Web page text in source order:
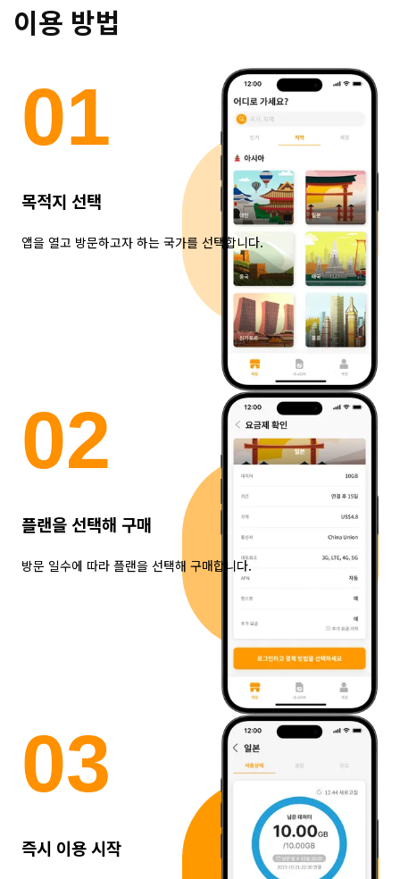
이용 방법
01
목적지 선택
앱을 열고 방문하고자 하는 국가를 선택합니다.
02
플랜을 선택해 구매
방문 일수에 따라 플랜을 선택해 구매합니다.
03
즉시 이용 시작